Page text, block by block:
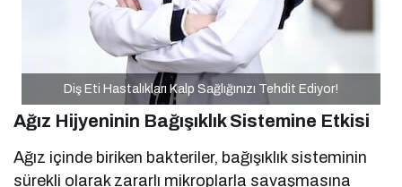
Diş Eti Hastalıkları Kalp Sağlığınızı Tehdit Ediyor!
Ağız Hijyeninin Bağışıklık Sistemine Etkisi
Ağız içinde biriken bakteriler, bağışıklık sisteminin
sürekli olarak zararlı mikroplarla savaşmasına